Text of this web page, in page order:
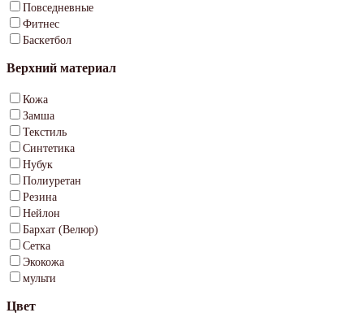
Повседневные
Фитнес
Баскетбол
Верхний материал
Кожа
Замша
Текстиль
Синтетика
Нубук
Полиуретан
Резина
Нейлон
Бархат (Велюр)
Сетка
Экокожа
мульти
Цвет